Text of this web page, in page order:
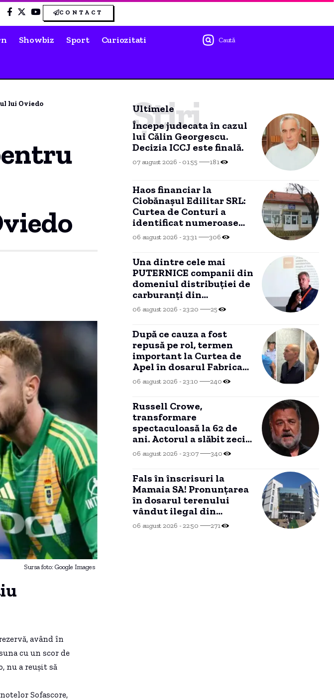
CONTACT
Showbiz Sport Curiozitati Caută
lui Oviedo
Sursa foto: Google Images
având în
cu un scor de
nu a reușit să
Sofascore,
Ultimele
Știri
Începe judecata în cazul
lui Călin Georgescu.
Decizia ICCJ este finală.
07 august 2026 - 01:55 181
Haos financiar la
Ciobănașul Edilitar SRL:
Curtea de Conturi a
identificat numeroase
nereguli
06 august 2026 - 23:31 306
Una dintre cele mai
PUTERNICE companii din
domeniul distribuției de
carburanți din
CONSTANȚA, investiție
în Portul Tisovița.
06 august 2026 - 23:20 25
După ce cauza a fost
repusă pe rol, termen
important la Curtea de
Apel în dosarul Fabrica
de Moșteniri
06 august 2026 - 23:10 240
Russell Crowe,
transformare
spectaculoasă la 62 de
ani. Actorul a slăbit zeci
de kilograme și revine la
silueta din „Gladiatorul”
06 august 2026 - 23:07 340
Fals în înscrisuri la
Mamaia SA! Pronunțarea
în dosarul terenului
vândut ilegal din
domeniul privat al
Constanței se apropie.
06 august 2026 - 22:50 271